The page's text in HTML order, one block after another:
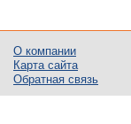
О компании
Карта сайта
Обратная связь